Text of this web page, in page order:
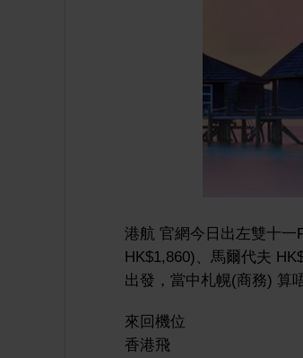
港航 官網今日出左雙十
HK$1,860)、馬爾代夫
出發，當中札幌(商務) 算
來回機位
香港飛